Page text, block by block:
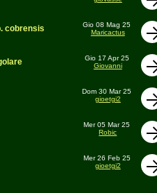
cobrensis
Gio 08 Mag 25
Maricactus
Gio 17 Apr 25
Giovanni
Dom 30 Mar 25
gioetgi2
Mer 05 Mar 25
Robic
Mer 26 Feb 25
gioetgi2